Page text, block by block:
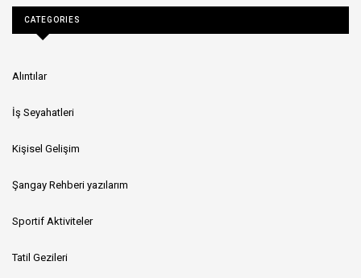
CATEGORIES
Alıntılar
İş Seyahatleri
Kişisel Gelişim
Şangay Rehberi yazılarım
Sportif Aktiviteler
Tatil Gezileri